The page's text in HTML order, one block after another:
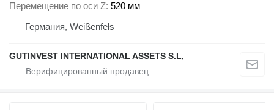
Перемещение по оси Z 520 мм
Германия, Weißenfels
GUTINVEST INTERNATIONAL ASSETS S.L,